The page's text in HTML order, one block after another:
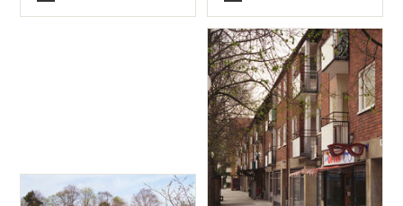
Typ
Typ